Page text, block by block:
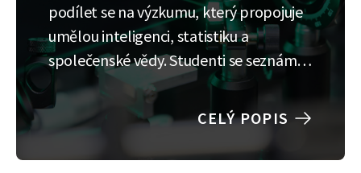
podílet se na výzkumu, který propojuje
umělou inteligenci, statistiku a
společenské vědy. Studenti se seznámí s
daty z rozsáhlého průzkumu veřejného
mínění zaměřeného na víru v
konspirační teorie, důvěru v instituce,
konzumaci médií a psychologické
CELÝ POPIS